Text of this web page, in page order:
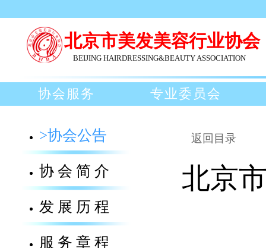
北京市美发美容行业协会
BEIJING HAIRDRESSING&BEAUTY ASSOCIATION
协会服务 专业委员会
>协会公告
协会简介
发展历程
服务章程
返回目录
北京